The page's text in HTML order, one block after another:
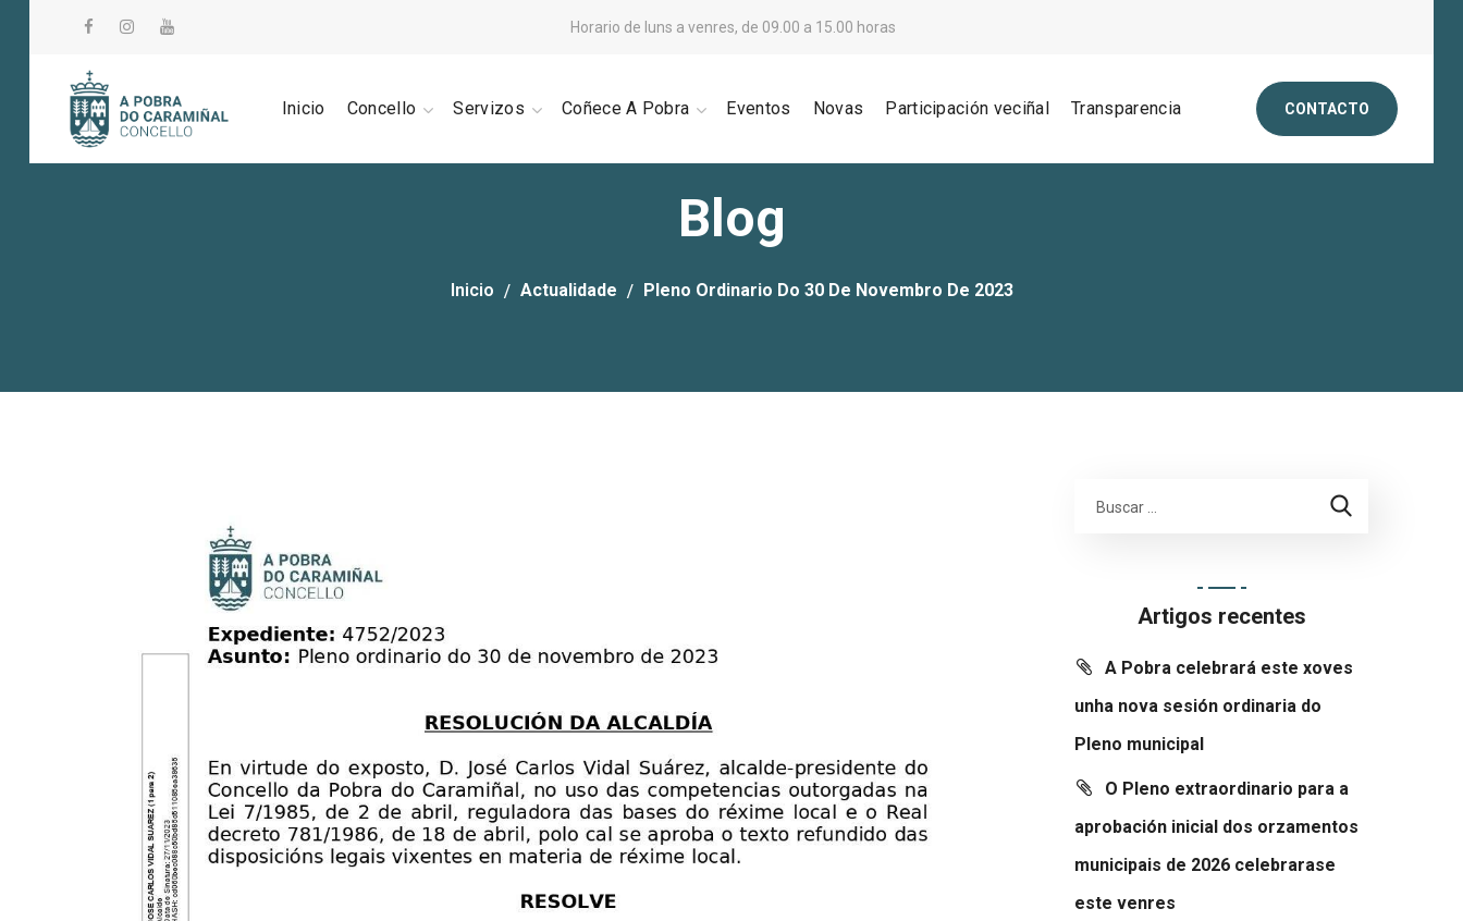
Horario de luns a venres, de 09.00 a 15.00 horas
Inicio Concello Servizos Coñece A Pobra Eventos Novas Participación veciñal Transparencia CONTACTO
Blog
Inicio Actualidade Pleno Ordinario Do 30 De Novembro De 2023
Artigos recentes
A Pobra celebrará este xoves
unha nova sesión ordinaria do
Pleno municipal
O Pleno extraordinario para a
aprobación inicial dos orzamentos
municipais de 2026 celebrarase
este venres